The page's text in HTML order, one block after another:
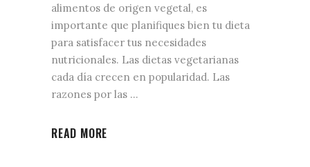
alimentos de origen vegetal, es
importante que planifiques bien tu dieta
para satisfacer tus necesidades
nutricionales. Las dietas vegetarianas
cada día crecen en popularidad. Las
razones por las
READ MORE